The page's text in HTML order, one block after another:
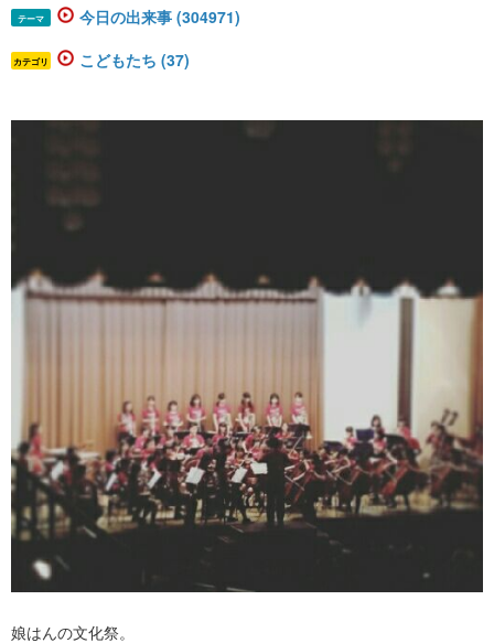
テーマ 今日の出来事 (304971)
カテゴリ こどもたち (37)
娘はんの文化祭。